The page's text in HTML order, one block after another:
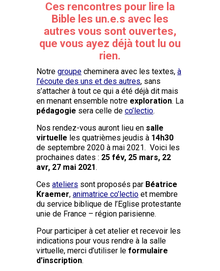
Ces rencontres pour lire la
Bible les un.e.s avec les
autres vous sont ouvertes,
que vous ayez déjà tout lu ou
rien.
Notre groupe cheminera avec les textes, à
l’écoute des uns et des autres, sans
s’attacher à tout ce qui a été déjà dit mais
en menant ensemble notre exploration. La
pédagogie sera celle de co’lectio.
Nos rendez-vous auront lieu en salle
virtuelle les quatrièmes jeudis à 14h30
de septembre 2020 à mai 2021. Voici les
prochaines dates : 25 fév, 25 mars, 22
avr, 27 mai 2021.
Ces ateliers sont proposés par Béatrice
Kraemer, animatrice co’lectio et membre
du service biblique de l’Eglise protestante
unie de France – région parisienne.
Pour participer à cet atelier et recevoir les
indications pour vous rendre à la salle
virtuelle, merci d’utiliser le formulaire
d’inscription.